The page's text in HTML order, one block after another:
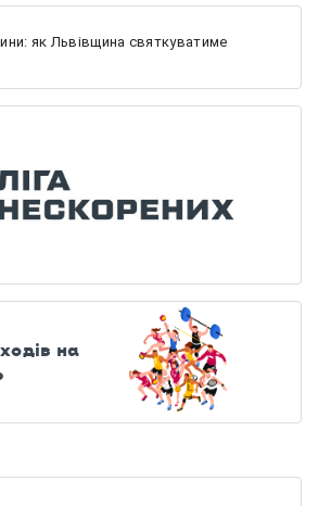
як Львівщина святкуватиме
на